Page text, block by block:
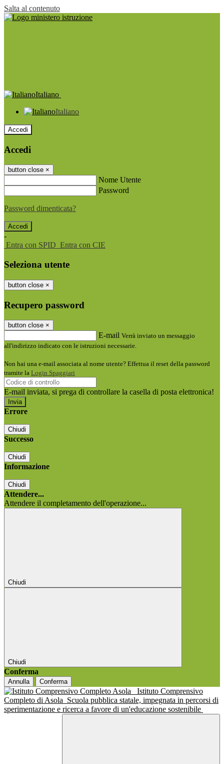
Salta al contenuto
Italiano
Italiano
Accedi
Accedi
button close ×
Nome Utente
Password
Password dimenticata?
-
Entra con SPID Entra con CIE
Seleziona utente
button close ×
Recupero password
button close ×
E-mail Verrà inviato un messaggio
all'indirizzo indicato con le istruzioni necessarie.
Non hai una e-mail associata al nome utente? Effettua il reset della password
tramite la Login Spaggiari
E-mail inviata, si prega di controllare la casella di posta elettronica!
Errore
Chiudi
Successo
Chiudi
Informazione
Chiudi
Attendere...
Attendere il completamento dell'operazione...
Chiudi
Chiudi
Conferma
Annulla Conferma
Istituto Comprensivo
Completo di Asola Scuola pubblica statale, impegnata in percorsi di
sperimentazione e ricerca a favore di un'educazione sostenibile